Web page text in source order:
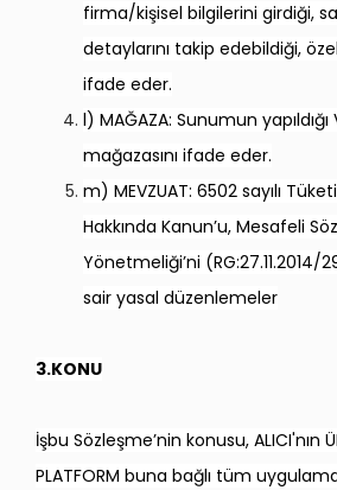
firma/kişisel bilgilerini girdiği,
detaylarını takip edebildiği,
ifade eder.
l) MAĞAZA: Sunumun yapıldığı
mağazasını ifade eder.
m) MEVZUAT: 6502 sayılı
Hakkında Kanun’u, Mesafeli
Yönetmeliği’ni (RG:27.11.2014/
sair yasal düzenlemeler
3.KONU
İşbu Sözleşme’nin konusu, ALICI'nın
PLATFORM buna bağlı tüm